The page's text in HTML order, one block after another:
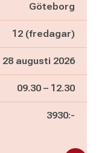
Göteborg
12 (fredagar)
28 augusti 2026
Pågår mellan
09.30 – och
12.30
3930:-